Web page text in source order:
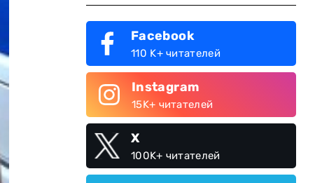
Facebook
110 K+ читателей
Instagram
15K+ читателей
X
100K+ читателей